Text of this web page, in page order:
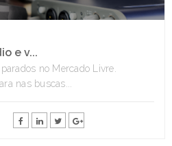
e v...
no Mercado Livre.
nas buscas...